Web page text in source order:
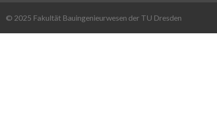
© 2025 Fakultät Bauingenieurwesen der TU Dresden